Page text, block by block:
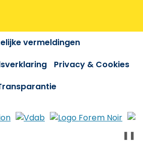
vermeldingen
Privacy & Cookies
❚❚